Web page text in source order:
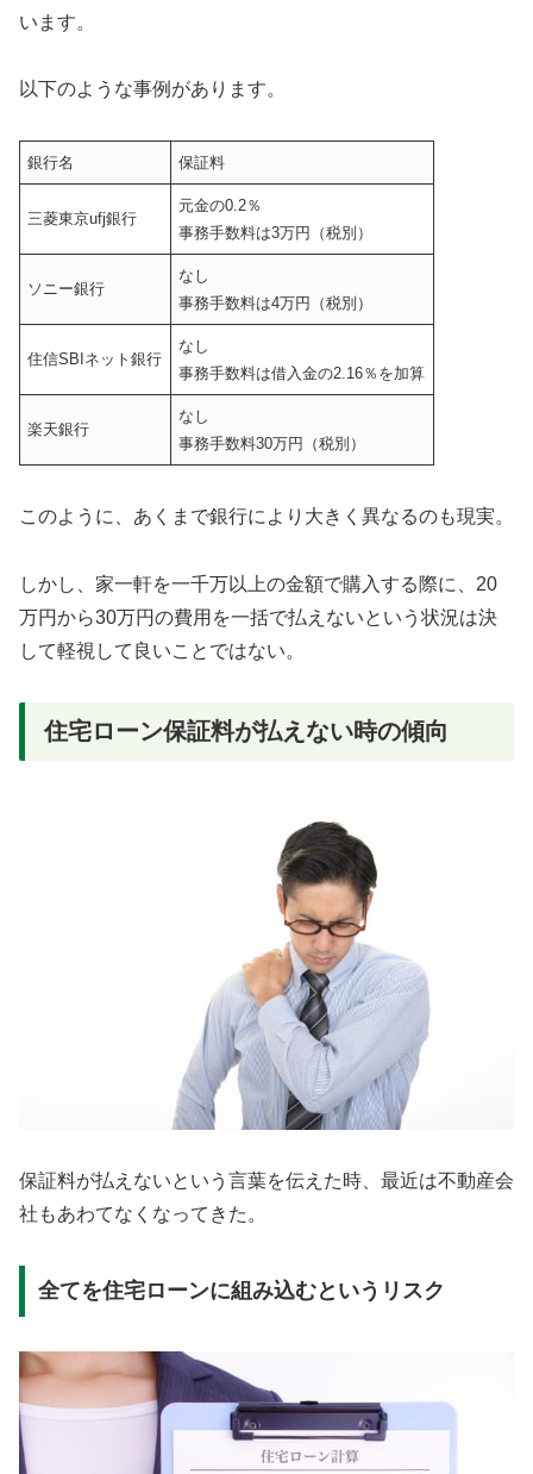
います。
以下のような事例があります。
銀行名 保証料
三菱東京ufj銀行
元金の0.2％
事務手数料は3万円（税別）
ソニー銀行
なし
事務手数料は4万円（税別）
住信SBIネット銀行
なし
事務手数料は借入金の2.16％を加算
楽天銀行
なし
事務手数料30万円（税別）
このように、あくまで銀行により大きく異なるのも現実。
しかし、家一軒を一千万以上の金額で購入する際に、20
万円から30万円の費用を一括で払えないという状況は決
して軽視して良いことではない。
住宅ローン保証料が払えない時の傾向
保証料が払えないという言葉を伝えた時、最近は不動産会
社もあわてなくなってきた。
全てを住宅ローンに組み込むというリスク